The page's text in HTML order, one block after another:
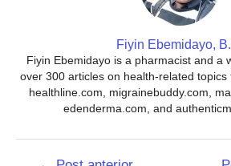
Fiyin Ebemidayo,
Fiyin Ebemidayo is a pharmacist and a
over 300 articles on health-related topics
healthline.com, migrainebuddy.com,
edenderma.com, and